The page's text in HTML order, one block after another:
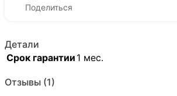
Поделиться
Детали
Срок гарантии 1 мес.
Отзывы (1)